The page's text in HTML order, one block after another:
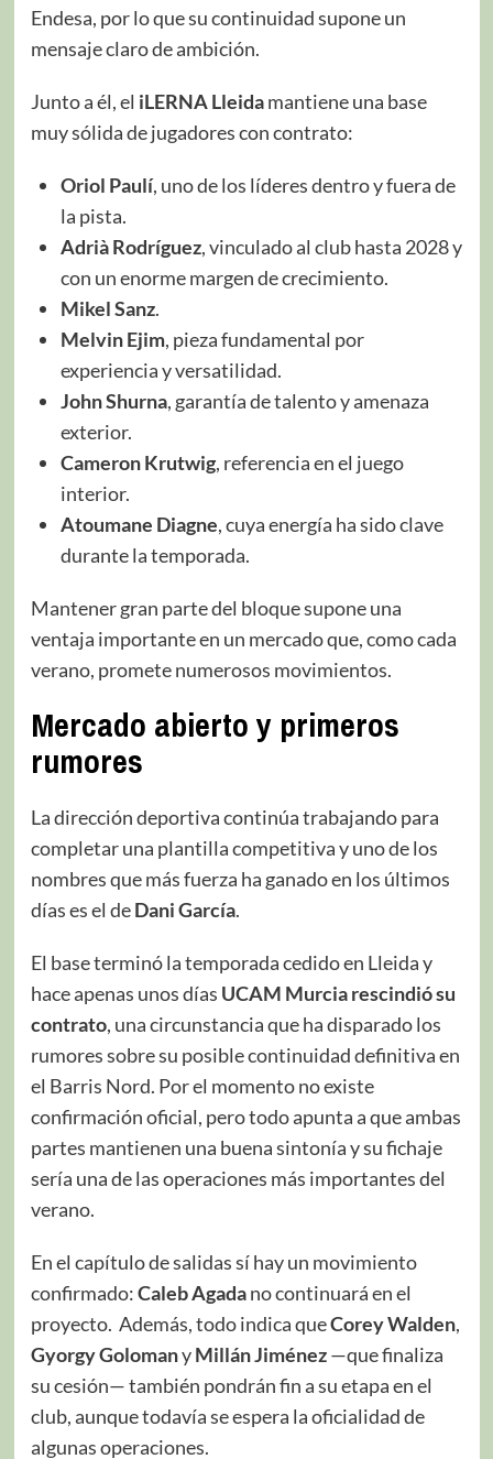
Endesa, por lo que su continuidad supone un
mensaje claro de ambición.
Junto a él, el iLERNA Lleidamantiene una base
muy sólida de jugadores con contrato:
Oriol Paulí, uno de los líderes dentro y fuera de
la pista.
Adrià Rodríguez, vinculado al club hasta 2028 y
con un enorme margen de crecimiento.
Mikel Sanz.
Melvin Ejim, pieza fundamental por
experiencia y versatilidad.
John Shurna, garantía de talento y amenaza
exterior.
Cameron Krutwig, referencia en el juego
interior.
Atoumane Diagne, cuya energía ha sido clave
durante la temporada.
Mantener gran parte del bloque supone una
ventaja importante en un mercado que, como cada
verano, promete numerosos movimientos.
Mercado abierto y primeros
rumores
La dirección deportiva continúa trabajando para
completar una plantilla competitiva y uno de los
nombres que más fuerza ha ganado en los últimos
días es el deDani García.
El base terminó la temporada cedido en Lleida y
hace apenas unos días UCAM Murcia rescindió su
contrato, una circunstancia que ha disparado los
rumores sobre su posible continuidad definitiva en
el Barris Nord. Por el momento no existe
confirmación oficial, pero todo apunta a que ambas
partes mantienen una buena sintonía y su fichaje
sería una de las operaciones más importantes del
verano.
En el capítulo de salidas sí hay un movimiento
confirmado:Caleb Agadano continuará en el
proyecto. Además, todo indica queCorey Walden,
Gyorgy GolomanyMillán Jiménez—que finaliza
su cesión— también pondrán fin a su etapa en el
club, aunque todavía se espera la oficialidad de
algunas operaciones.